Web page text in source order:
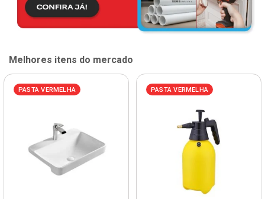
Melhores itens do mercado
PASTA VERMELHA PASTA VERMELHA